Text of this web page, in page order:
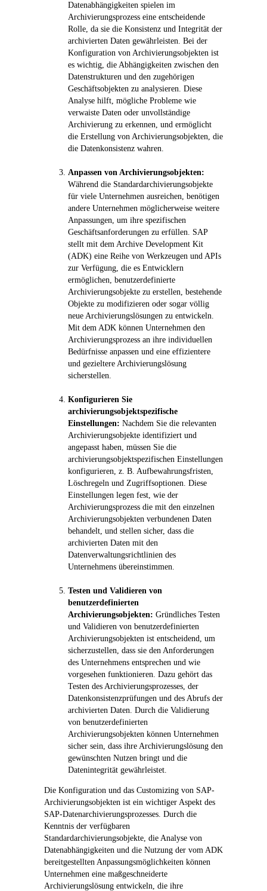
Datenabhängigkeiten spielen im
Archivierungsprozess eine entscheidende
Rolle, da sie die Konsistenz und Integrität der
archivierten Daten gewährleisten. Bei der
Konfiguration von Archivierungsobjekten ist
es wichtig, die Abhängigkeiten zwischen den
Datenstrukturen und den zugehörigen
Geschäftsobjekten zu analysieren. Diese
Analyse hilft, mögliche Probleme wie
verwaiste Daten oder unvollständige
Archivierung zu erkennen, und ermöglicht
die Erstellung von Archivierungsobjekten, die
die Datenkonsistenz wahren.
Anpassen von Archivierungsobjekten:
Während die Standardarchivierungsobjekte
für viele Unternehmen ausreichen, benötigen
andere Unternehmen möglicherweise weitere
Anpassungen, um ihre spezifischen
Geschäftsanforderungen zu erfüllen. SAP
stellt mit dem Archive Development Kit
(ADK) eine Reihe von Werkzeugen und APIs
zur Verfügung, die es Entwicklern
ermöglichen, benutzerdefinierte
Archivierungsobjekte zu erstellen, bestehende
Objekte zu modifizieren oder sogar völlig
neue Archivierungslösungen zu entwickeln.
Mit dem ADK können Unternehmen den
Archivierungsprozess an ihre individuellen
Bedürfnisse anpassen und eine effizientere
und gezieltere Archivierungslösung
sicherstellen.
Konfigurieren Sie
archivierungsobjektspezifische
Einstellungen: Nachdem Sie die relevanten
Archivierungsobjekte identifiziert und
angepasst haben, müssen Sie die
archivierungsobjektspezifischen Einstellungen
konfigurieren, z. B. Aufbewahrungsfristen,
Löschregeln und Zugriffsoptionen. Diese
Einstellungen legen fest, wie der
Archivierungsprozess die mit den einzelnen
Archivierungsobjekten verbundenen Daten
behandelt, und stellen sicher, dass die
archivierten Daten mit den
Datenverwaltungsrichtlinien des
Unternehmens übereinstimmen.
Testen und Validieren von
benutzerdefinierten
Archivierungsobjekten: Gründliches Testen
und Validieren von benutzerdefinierten
Archivierungsobjekten ist entscheidend, um
sicherzustellen, dass sie den Anforderungen
des Unternehmens entsprechen und wie
vorgesehen funktionieren. Dazu gehört das
Testen des Archivierungsprozesses, der
Datenkonsistenzprüfungen und des Abrufs der
archivierten Daten. Durch die Validierung
von benutzerdefinierten
Archivierungsobjekten können Unternehmen
sicher sein, dass ihre Archivierungslösung den
gewünschten Nutzen bringt und die
Datenintegrität gewährleistet.
Die Konfiguration und das Customizing von SAP-
Archivierungsobjekten ist ein wichtiger Aspekt des
SAP-Datenarchivierungsprozesses. Durch die
Kenntnis der verfügbaren
Standardarchivierungsobjekte, die Analyse von
Datenabhängigkeiten und die Nutzung der vom ADK
bereitgestellten Anpassungsmöglichkeiten können
Unternehmen eine maßgeschneiderte
Archivierungslösung entwickeln, die ihre